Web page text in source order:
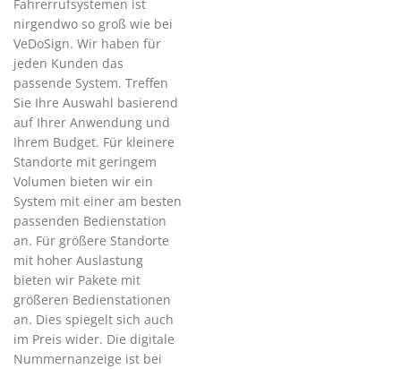
Fahrerrufsystemen ist
nirgendwo so groß wie bei
VeDoSign. Wir haben für
jeden Kunden das
passende System. Treffen
Sie Ihre Auswahl basierend
auf Ihrer Anwendung und
Ihrem Budget. Für kleinere
Standorte mit geringem
Volumen bieten wir ein
System mit einer am besten
passenden Bedienstation
an. Für größere Standorte
mit hoher Auslastung
bieten wir Pakete mit
größeren Bedienstationen
an. Dies spiegelt sich auch
im Preis wider. Die digitale
Nummernanzeige ist bei